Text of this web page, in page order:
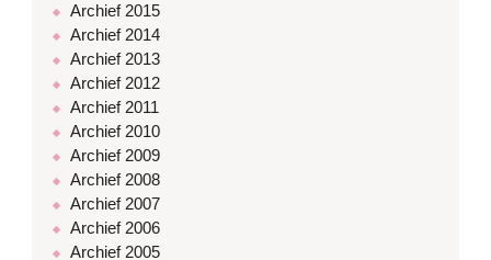
Archief 2015
Archief 2014
Archief 2013
Archief 2012
Archief 2011
Archief 2010
Archief 2009
Archief 2008
Archief 2007
Archief 2006
Archief 2005